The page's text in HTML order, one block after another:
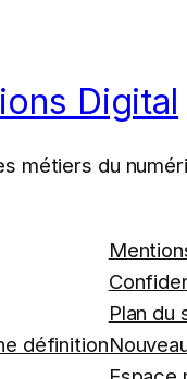
Digital
métiers du
définition
Plan du